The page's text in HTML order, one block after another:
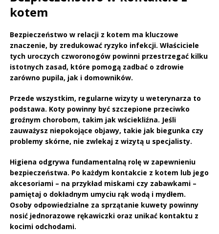
kotem
Bezpieczeństwo w relacji z kotem ma kluczowe
znaczenie, by zredukować ryzyko infekcji. Właściciele
tych uroczych czworonogów powinni przestrzegać kilku
istotnych zasad, które pomogą zadbać o zdrowie
zarówno pupila, jak i domowników.
Przede wszystkim, regularne wizyty u weterynarza to
podstawa. Koty powinny być szczepione przeciwko
groźnym chorobom, takim jak wściekliźna. Jeśli
zauważysz niepokojące objawy, takie jak biegunka czy
problemy skórne, nie zwlekaj z wizytą u specjalisty.
Higiena odgrywa fundamentalną rolę w zapewnieniu
bezpieczeństwa. Po każdym kontakcie z kotem lub jego
akcesoriami – na przykład miskami czy zabawkami –
pamiętaj o dokładnym umyciu rąk wodą i mydłem.
Osoby odpowiedzialne za sprzątanie kuwety powinny
nosić jednorazowe rękawiczki oraz unikać kontaktu z
kocimi odchodami.